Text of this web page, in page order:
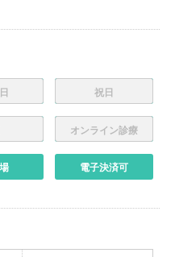
祝日
オンライン診療
電子決済可